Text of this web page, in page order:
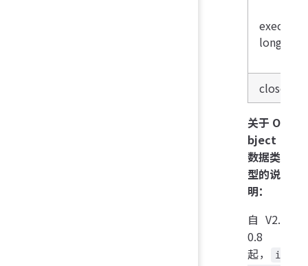
long
close()
关于 O
bject
数据类
型的说
明：
自 V2.
0.8
起，
i